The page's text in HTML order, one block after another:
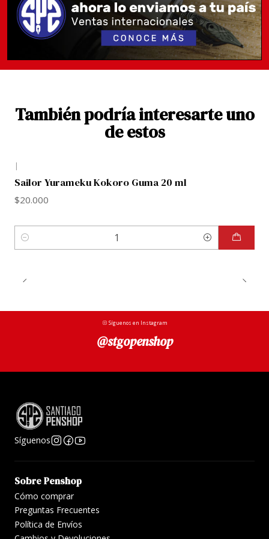
Mecanismos de llenado: Cartucho / Convertidor (2
cartuchos de tinta incluidos en el cuerpo de la pluma
/ Convertidor no incluido pero está disponible en la
tienda, es el convertidor standard Sailor).
También podría interesarte uno
de estos
|
Sailor Yurameku Kokoro Guma 20 ml
$20.000
Cantidad
Síguenos en Instagram
@stgopenshop
Síguenos
Sobre Penshop
Cómo comprar
Preguntas Frecuentes
Política de Envíos